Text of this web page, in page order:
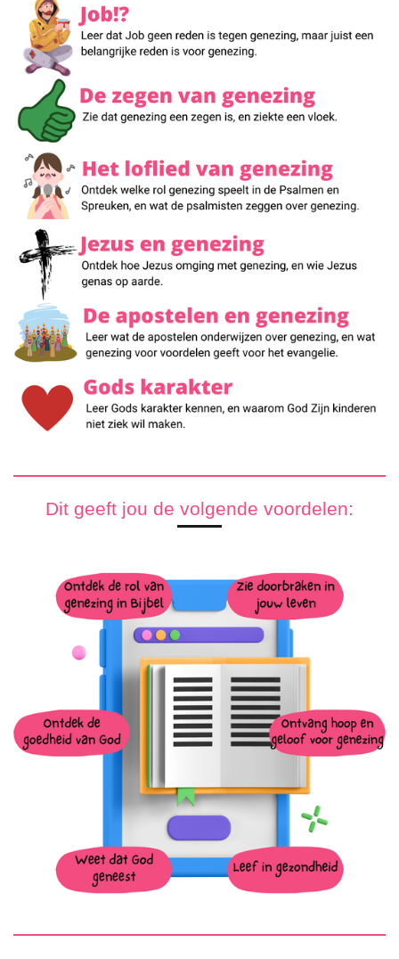
Dit geeft jou de volgende voordelen: